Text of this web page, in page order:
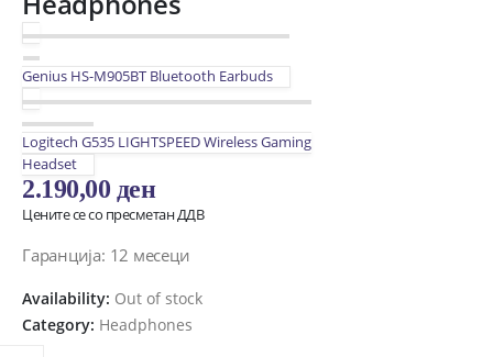
Genius HS-M905BT Bluetooth Earbuds
Logitech G535 LIGHTSPEED Wireless Gaming
Headset
2.190,00 ден
Цените се со пресметан ДДВ
Гаранција: 12 месеци
Availability: Out of stock
Category: Headphones